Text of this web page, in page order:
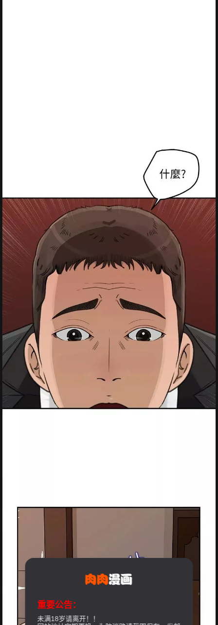
重要公告：
未满18岁请离开！！